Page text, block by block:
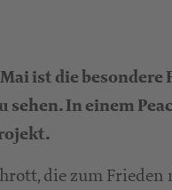
ist die besondere
sehen. In einem
die zum